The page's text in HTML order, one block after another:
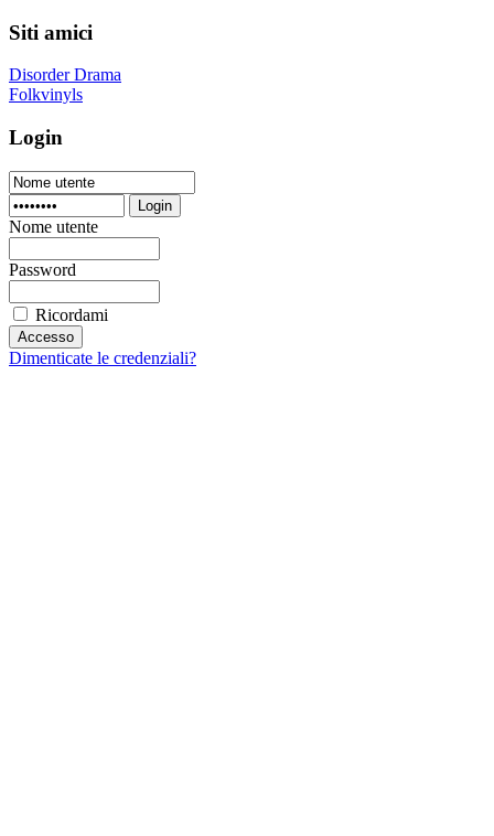
Siti amici
Disorder Drama
Folkvinyls
Login
Login
Nome utente
Password
Ricordami
Dimenticate le credenziali?